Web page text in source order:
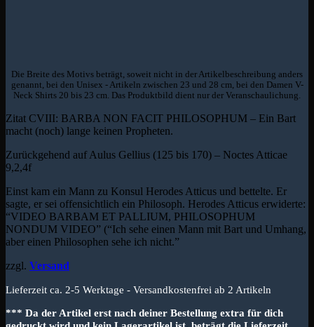
Die Breite des Motivs beträgt, soweit nicht in der Artikelbeschreibung anders
genannt, bei den Unisex - Artikeln zwischen 23 und 28 cm, bei den Damen V-
Neck Shirts 20 bis 23 cm. Das Produktbild dient nur der Veranschaulichung.
Zitat CVIII: BARBA NON FACIT PHILOSOPHUM – Ein Bart
macht (noch) lange keinen Propheten.
Zurückgehend auf Aulus Gellius (125 bis 170) – Noctes Atticae
9,2,4f
Einst kam ein Mann zu Konsul Herodes Atticus und bettelte. Er
sagte, er sei offensichtlich ein Philosoph. Herodes Atticus erwiderte:
“VIDEO BARBAM ET PALLIUM, PHILOSOPHUM
NONDUM VIDEO” (“Ich sehe einen Mann mit Bart und Umhang,
aber einen Philosophen sehe ich nicht.”
zzgl. Versand
Lieferzeit ca. 2-5 Werktage - Versandkostenfrei ab 2 Artikeln
*** Da der Artikel erst nach deiner Bestellung extra für dich